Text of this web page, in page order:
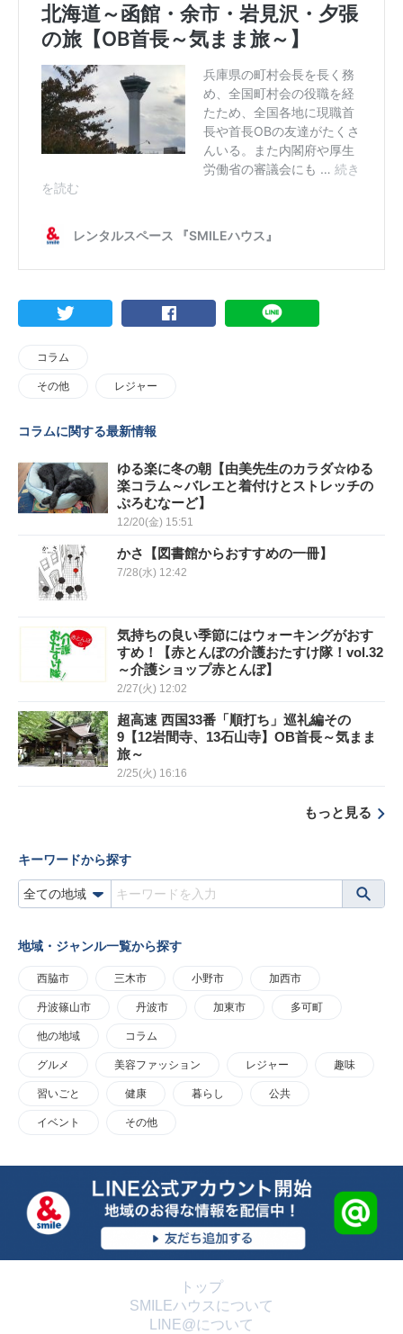
コラム
その他 レジャー
コラムに関する最新情報
ゆる楽に冬の朝【由美先生のカラダ☆ゆる
楽コラム～バレエと着付けとストレッチの
ぷろむなーど】
12/20(金) 15:51
かさ【図書館からおすすめの一冊】
7/28(水) 12:42
気持ちの良い季節にはウォーキングがおす
すめ！【赤とんぼの介護おたすけ隊！vol.32
～介護ショップ赤とんぼ】
2/27(火) 12:02
超高速 西国33番「順打ち」巡礼編その
9【12岩間寺、13石山寺】OB首長～気まま
旅～
2/25(火) 16:16
もっと見る
キーワードから探す
地域・ジャンル一覧から探す
西脇市 三木市 小野市 加西市
丹波篠山市 丹波市 加東市 多可町
他の地域 コラム
グルメ 美容ファッション レジャー 趣味
習いごと 健康 暮らし 公共
イベント その他
トップ
SMILEハウスについて
LINE@について